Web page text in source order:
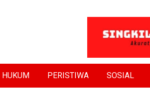
HUKUM PERISTIWA SOSIAL